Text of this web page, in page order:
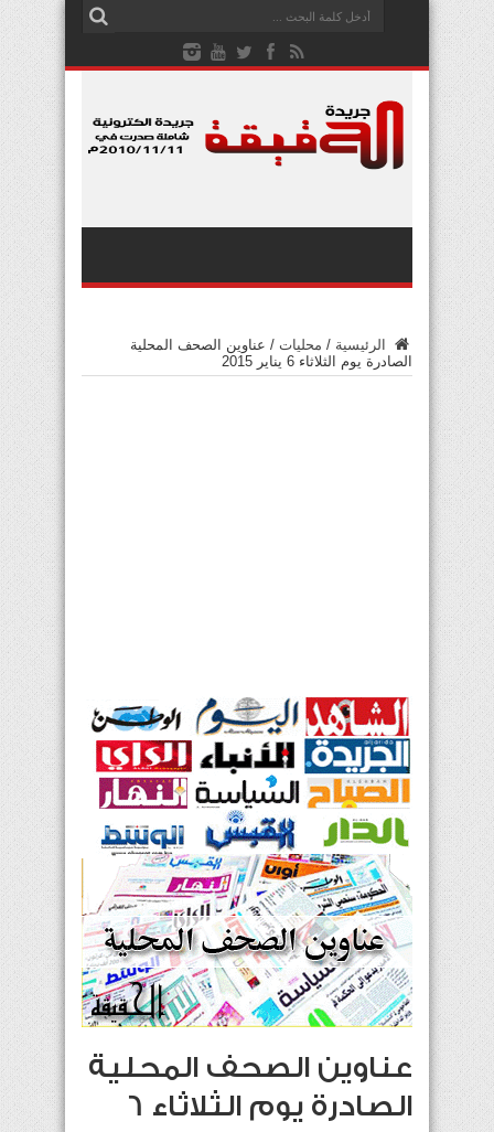
الرئيسية / محليات / عناوين الصحف المحلية
الصادرة يوم الثلاثاء 6 يناير 2015
عناوين الصحف المحلية
الصادرة يوم الثلاثاء 6